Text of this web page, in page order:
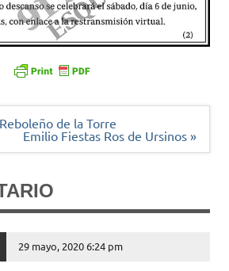
de la Torre
Emilio Fiestas Ros de Ursinos »
29 mayo, 2020 6:24 pm